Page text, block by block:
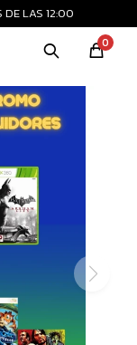
DE LAS 12:00
0
MI CUENTA